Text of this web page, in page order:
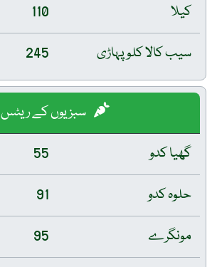
کیلا
110
سیب کالا کلو پہاڑی
245
سبزیوں کے ریٹس
گھیا کدو
55
حلوہ کدو
91
مونگرے
95